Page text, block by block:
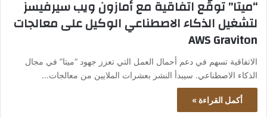
“ميتا” توقّع اتفاقية مع أمازون ويب سيرفيسز
لتشغيل الذكاء الاصطناعي الوكيل على معالجات
AWS Graviton
الاتفاقية تسهم في دعم أحمال العمل التي تعزز جهود “ميتا” في مجال
الذكاء الاصطناعي. سيبدأ النشر بعشرات الملايين من معالجات…
أكمل القراءة »